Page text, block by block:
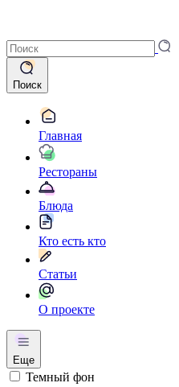
Поиск
Главная
Рестораны
Блюда
Кто есть кто
Статьи
О проекте
Еще
Темный фон